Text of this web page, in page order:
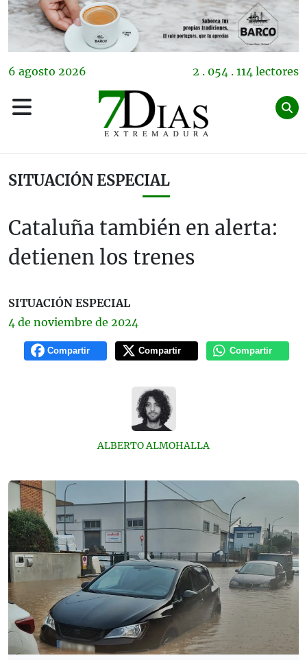
6 agosto 2026 2 . 054 . 114 lectores
SITUACIÓN ESPECIAL
Cataluña también en alerta:
detienen los trenes
SITUACIÓN ESPECIAL
4 de noviembre de 2024
Compartir Compartir Compartir
ALBERTO ALMOHALLA